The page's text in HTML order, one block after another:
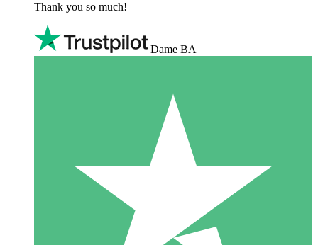
Thank you so much!
Dame BA